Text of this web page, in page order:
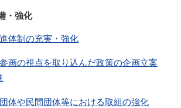
・強化
体制の充実・強化
画の視点を取り込んだ政策の企画立案
体や民間団体等における取組の強化